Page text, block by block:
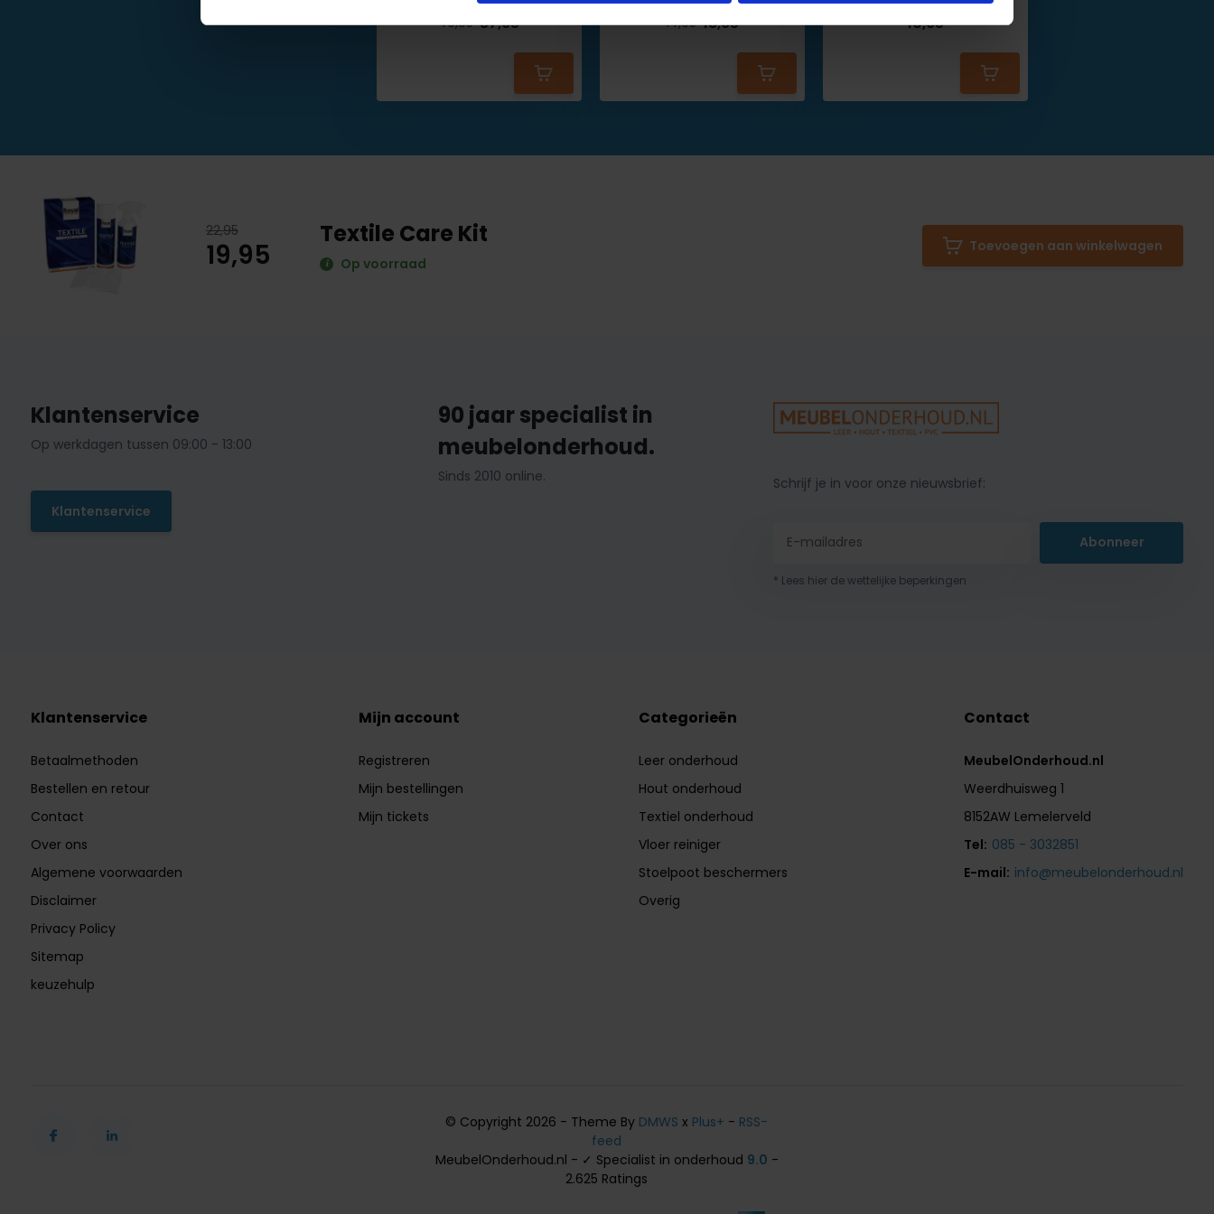
49,95 37,95
14,95 13,95 10,95
22,95
19,95
Textile Care Kit
Op voorraad
Toevoegen aan winkelwagen
Klantenservice
Op werkdagen tussen 09:00 - 13:00
Klantenservice
90 jaar specialist in
meubelonderhoud.
Sinds 2010 online. Schrijf je in voor onze nieuwsbrief:
Abonneer
* Lees hier de wettelijke beperkingen
Klantenservice
Betaalmethoden
Bestellen en retour
Contact
Over ons
Algemene voorwaarden
Disclaimer
Privacy Policy
Sitemap
keuzehulp
Mijn account
Registreren
Mijn bestellingen
Mijn tickets
Categorieën
Leer onderhoud
Hout onderhoud
Textiel onderhoud
Vloer reiniger
Stoelpoot beschermers
Overig
Contact
MeubelOnderhoud.nl
Weerdhuisweg 1
8152AW Lemelerveld
Tel: 085 - 3032851
E-mail: info@meubelonderhoud.nl
© Copyright 2026 - Theme By DMWS x Plus+ - RSS-
feed
MeubelOnderhoud.nl - ✓ Specialist in onderhoud 9.0 -
2.625 Ratings